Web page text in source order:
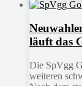
läuft das
Die SpVgg
weiteren